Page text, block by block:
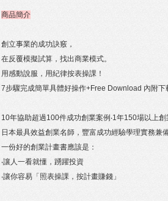
商品簡介
創立事業的成功訣竅，
在反覆模擬試算，找出商業模式。
用感動說服，用紀律按表操課！
7步驟完成簡單具體好操作+Free Download 內附下
10年協助超過100件成功創業案例‧1年150場以上
日本最具效益創業名師，豐富成功經驗學理實務兼
一份好的創業計畫書應該是：
‧讓人一看就懂，踴躍投資
‧讓你容易「照表操課，按計畫賺錢」